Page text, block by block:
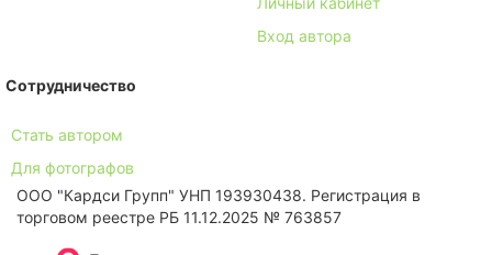
Вход автора
Сотрудничество
Стать автором
Для фотографов
ООО "Кардси Групп" УНП 193930438. Региcтрация в
торговом реестре РБ 11.12.2025 № 763857